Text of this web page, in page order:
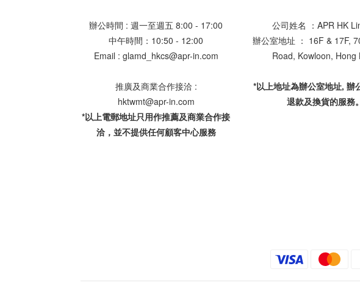
辦公時間 : 週一至週五 8:00 - 17:00
中午時間：10:50 - 12:00
Email : glamd_hkcs@apr-in.com
推廣及商業合作接洽 :
hktwmt@apr-in.com
*以上電郵地址只用作推薦及商業合作接
洽，並不提供任何顧客中心服務
公司姓名 ：APR HK
辦公室地址 ： 16F & 17F,
Road, Kowloon, Hong
*以上地址為辦公室地址, 辦
退款及換貨的服務。